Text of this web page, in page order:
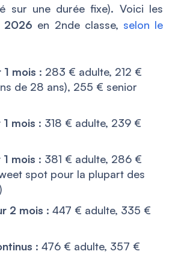
sur une durée fixe). Voici les
2026 en 2nde classe, selon le
mois : 283 € adulte, 212 €
de 28 ans), 255 € senior
mois : 318 € adulte, 239 €
mois : 381 € adulte, 286 €
spot pour la plupart des
2 mois : 447 € adulte, 335 €
: 476 € adulte, 357 €